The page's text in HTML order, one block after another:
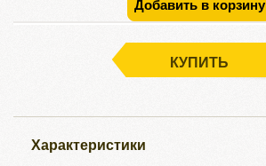
Добавить в корзину
КУПИТЬ
Характеристики